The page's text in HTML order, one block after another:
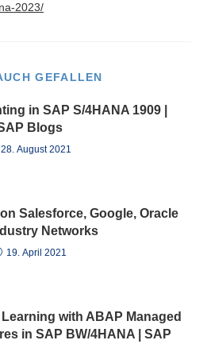
2023/
GEFALLEN
in SAP S/4HANA 1909 |
Blogs
28. August 2021
Salesforce, Google, Oracle
Networks
19. April 2021
with ABAP Managed
in SAP BW/4HANA | SAP